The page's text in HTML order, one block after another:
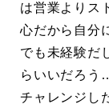
は営業よりス
心だから自分
でも未経験だ
らいいだろう
チャレンジし